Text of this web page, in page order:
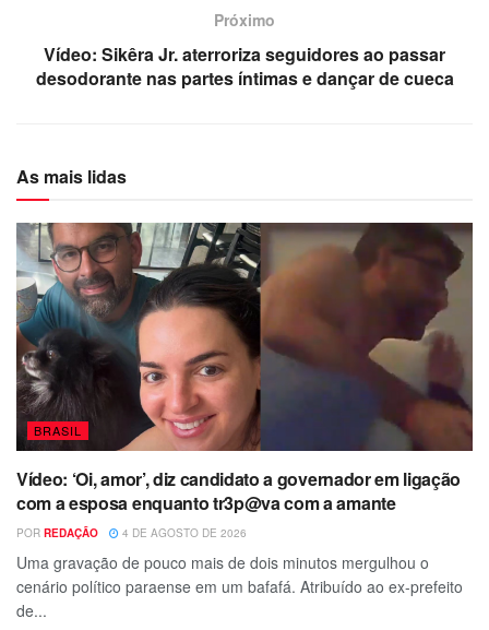
Próximo
Vídeo: Sikêra Jr. aterroriza seguidores ao passar
desodorante nas partes íntimas e dançar de cueca
As mais lidas
BRASIL
Vídeo: ‘Oi, amor’, diz candidato a governador em ligação
com a esposa enquanto tr3p@va com a amante
POR REDAÇÃO 4 DE AGOSTO DE 2026
Uma gravação de pouco mais de dois minutos mergulhou o
cenário político paraense em um bafafá. Atribuído ao ex-prefeito
de...